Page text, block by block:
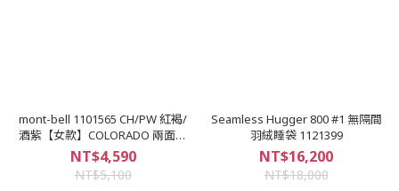
mont-bell 1101565 CH/PW 紅褐/
酒紫【女款】COLORADO 兩面穿
連帽羽絨背心 650FP
NT$4,590
NT$5,100
Seamless Hugger 800 #1 無隔間
羽絨睡袋 1121399
NT$16,200
NT$18,000